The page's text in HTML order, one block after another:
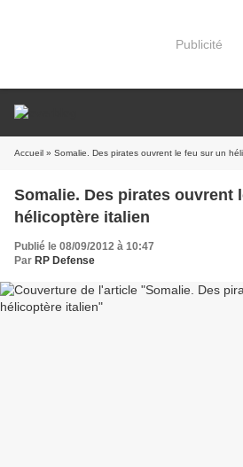
Publicité
Accueil » Somalie. Des pirates ouvrent le feu sur un
Somalie. Des pirates ouvrent
hélicoptère italien
Publié le 08/09/2012 à 10:47
Par RP Defense